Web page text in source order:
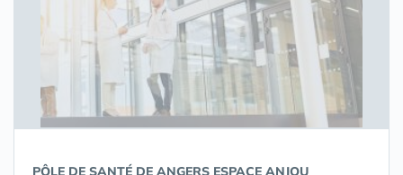
PÔLE DE SANTÉ DE ANGERS ESPACE ANJOU